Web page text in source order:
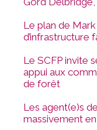
Le plan de
d’infrastructure
Le SCFP invite
appui aux
de forêt
Les agent(e)s
massivement